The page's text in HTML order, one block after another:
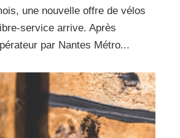
une nouvelle offre de vélos
service arrive. Après
par Nantes Métro...